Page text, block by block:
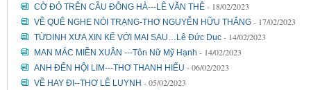
CỜ ĐỎ TRÊN CẦU ĐÔNG HÀ---LÊ VĂN THÊ - 18/02/2023
VỀ QUÊ NGHE NÓI TRẠNG-THƠ NGUYỄN HỮU THẮNG - 17/02/2023
TỪDINH XƯA XIN KỂ VỚI MAI SAU…Lê Đức Dục - 14/02/2023
MAN MÁC MIỀN XUÂN ---Tôn Nữ Mỹ Hạnh - 14/02/2023
ANH ĐẾN HỘI LIM---THƠ THANH HIẾU - 06/02/2023
VỀ HAY ĐI--THƠ LÊ LUYNH - 05/02/2023